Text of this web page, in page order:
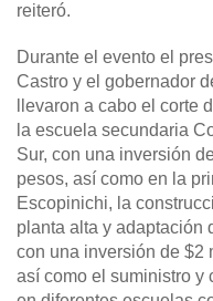
reiteró.
Durante el evento el
Castro y el gobernador
llevaron a cabo el corte
la escuela secundaria
Sur, con una inversión
pesos, así como en la
Escopinichi, la
planta alta y adaptación
con una inversión de $2
así como el suministro y